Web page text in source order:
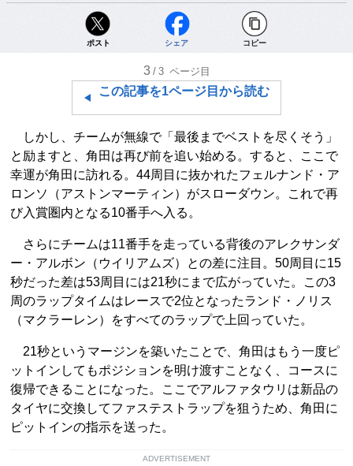
ポスト シェア コピー
3 /3 ページ目
この記事を1ページ目から読む
しかし、チームが無線で「最後までベストを尽くそう」
と励ますと、角田は再び前を追い始める。すると、ここで
幸運が角田に訪れる。44周目に抜かれたフェルナンド・ア
ロンソ（アストンマーティン）がスローダウン。これで再
び入賞圏内となる10番手へ入る。
さらにチームは11番手を走っている背後のアレクサンダ
ー・アルボン（ウイリアムズ）との差に注目。50周目に15
秒だった差は53周目には21秒にまで広がっていた。この3
周のラップタイムはレースで2位となったランド・ノリス
（マクラーレン）をすべてのラップで上回っていた。
21秒というマージンを築いたことで、角田はもう一度ピ
ットインしてもポジションを明け渡すことなく、コースに
復帰できることになった。ここでアルファタウリは新品の
タイヤに交換してファステストラップを狙うため、角田に
ピットインの指示を送った。
ADVERTISEMENT